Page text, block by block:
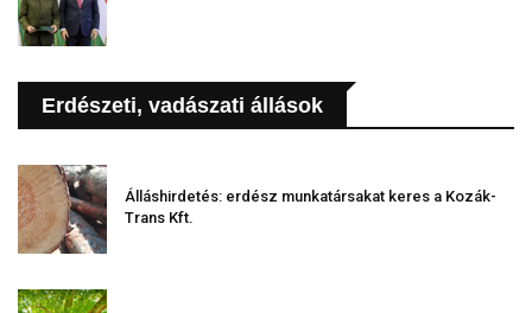
Erdészeti, vadászati állások
Álláshirdetés: erdész munkatársakat keres a Kozák-
Trans Kft.